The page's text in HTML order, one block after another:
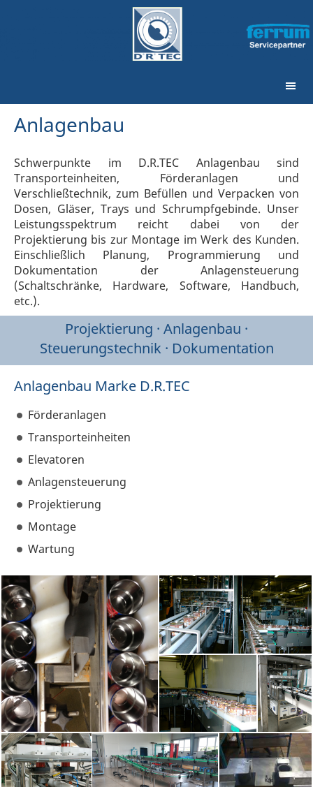
Anlagenbau
Schwerpunkte im D.R.TEC Anlagenbau sind
Transporteinheiten, Förderanlagen und
Verschließtechnik, zum Befüllen und Verpacken von
Dosen, Gläser, Trays und Schrumpfgebinde. Unser
Leistungsspektrum reicht dabei von der
Projektierung bis zur Montage im Werk des Kunden.
Einschließlich Planung, Programmierung und
Dokumentation der Anlagensteuerung
(Schaltschränke, Hardware, Software, Handbuch,
etc.).
Projektierung · Anlagenbau ·
Steuerungstechnik · Dokumentation
Anlagenbau Marke D.R.TEC
Förderanlagen
Transporteinheiten
Elevatoren
Anlagensteuerung
Projektierung
Montage
Wartung